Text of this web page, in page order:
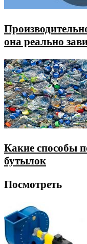
она реально
Какие способы
бутылок
Посмотреть